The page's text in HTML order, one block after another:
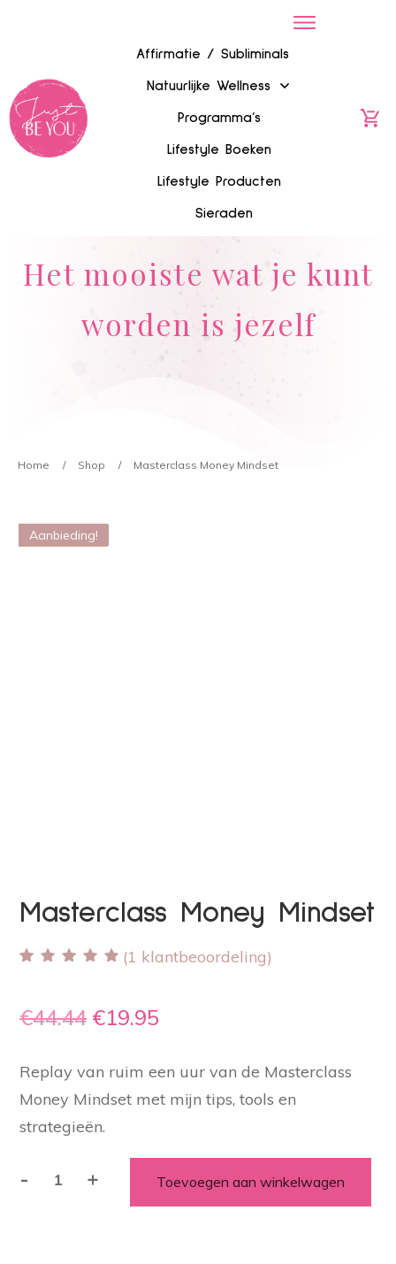
Affirmatie / Subliminals
Natuurlijke Wellness
Programma’s
Lifestyle Boeken
Lifestyle Producten
Sieraden
Het mooiste wat je kunt
worden is jezelf
Home / Shop / Masterclass Money Mindset
Aanbieding!
Masterclass Money Mindset
klant waardering
(1 klantbeoordeling)
€44.44 Oorspronkelijke
was:
€44.44.
€19.95Huidige
is:
Replay van ruim een uur van de Masterclass
Money Mindset met mijn tips, tools en
strategieën.
-Masterclass
+ Toevoegen aan winkelwagen